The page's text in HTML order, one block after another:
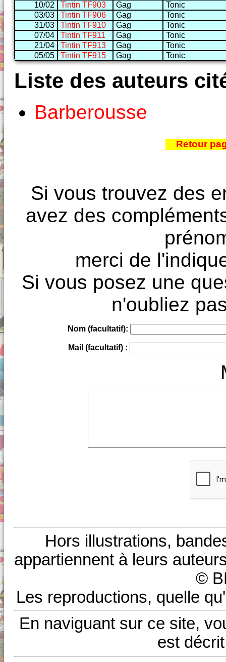
10/02
Tintin TF903 Gag
Tonic
03/03
Tintin TF906 Gag
Tonic
31/03
Tintin TF910 Gag
Tonic
07/04
Tintin TF911 Gag
Tonic
21/04
Tintin TF913 Gag
Tonic
05/05
Tintin TF915 Gag Tonic
Liste des auteurs
Barberousse
Retour
Si vous trouvez des
avez des
merci de
Si vous posez une
n'oubliez
Nom (facultatif):
Mail (facultatif) :
Hors illustrations,
appartiennent à leurs
©
Les reproductions, quelle
En naviguant sur ce site,
est